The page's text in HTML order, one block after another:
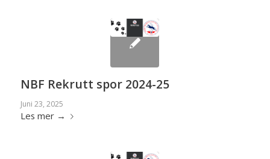
NBF Rekrutt spor 2024-25
Juni 23, 2025
Les mer→